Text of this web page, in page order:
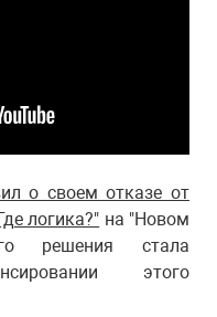
о своем отказе от
логика?" на "Новом
решения стала
этого